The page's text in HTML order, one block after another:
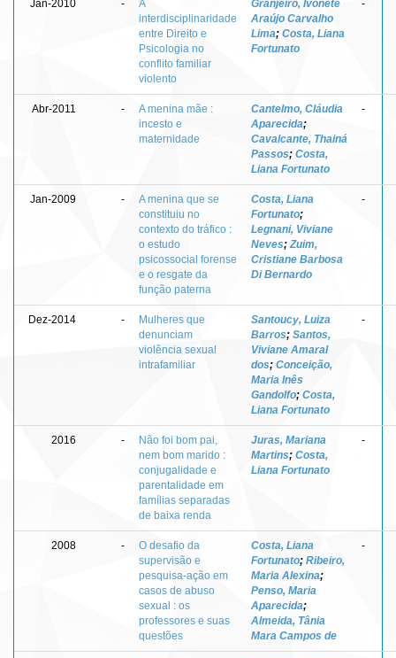
Jan-2010 -
A
interdisciplinaridade
entre Direito e
Psicologia no
conflito familiar
violento
Granjeiro, Ivonete
Araújo Carvalho
Lima; Costa, Liana
Fortunato
-
Abr-2011 -
A menina mãe :
incesto e
maternidade
Cantelmo, Cláudia
Aparecida;
Cavalcante, Thainá
Passos; Costa,
Liana Fortunato
-
Jan-2009 -
A menina que se
constituiu no
contexto do tráfico :
o estudo
psicossocial forense
e o resgate da
função paterna
Costa, Liana
Fortunato;
Legnani, Viviane
Neves; Zuim,
Cristiane Barbosa
Di Bernardo
-
Dez-2014 -
Mulheres que
denunciam
violência sexual
intrafamiliar
Santoucy, Luiza
Barros; Santos,
Viviane Amaral
dos; Conceição,
Maria Inês
Gandolfo; Costa,
Liana Fortunato
-
2016 -
Não foi bom pai,
nem bom marido :
conjugalidade e
parentalidade em
famílias separadas
de baixa renda
Juras, Mariana
Martins; Costa,
Liana Fortunato
-
2008 -
O desafio da
supervisão e
pesquisa-ação em
casos de abuso
sexual : os
professores e suas
questões
Costa, Liana
Fortunato; Ribeiro,
Maria Alexina;
Penso, Maria
Aparecida;
Almeida, Tânia
Mara Campos de
-